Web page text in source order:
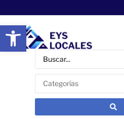
Abrir barra de herramientas